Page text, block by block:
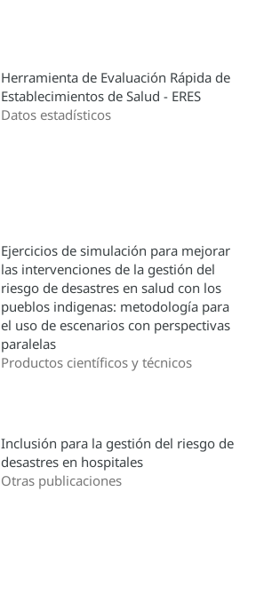
Herramienta de Evaluación Rápida de
Establecimientos de Salud - ERES
Datos estadísticos
Ejercicios de simulación para mejorar
las intervenciones de la gestión del
riesgo de desastres en salud con los
pueblos indigenas: metodología para
el uso de escenarios con perspectivas
paralelas
Productos científicos y técnicos
Inclusión para la gestión del riesgo de
desastres en hospitales
Otras publicaciones